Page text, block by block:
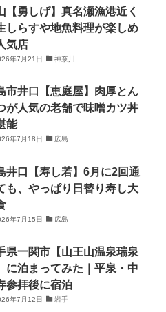
【勇しげ】真名瀬漁港近く
しらすや地魚料理が楽しめ
気店
年7月21日 神奈川
市井口【恵庭屋】肉厚とん
が人気の老舗で味噌カツ丼
能
年7月18日 広島
井口【寿し若】6月に2回通
も、やっぱり日替り寿し大
年7月15日 広島
県一関市【山王山温泉瑞泉
に泊まってみた｜平泉・中
参拝後に宿泊
年7月12日 岩手